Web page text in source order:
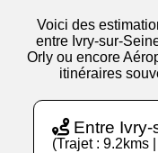
Voici des
entre Ivry-sur-
Orly ou encore
itinéraires
Entre Ivry-
(Trajet : 9.2kms